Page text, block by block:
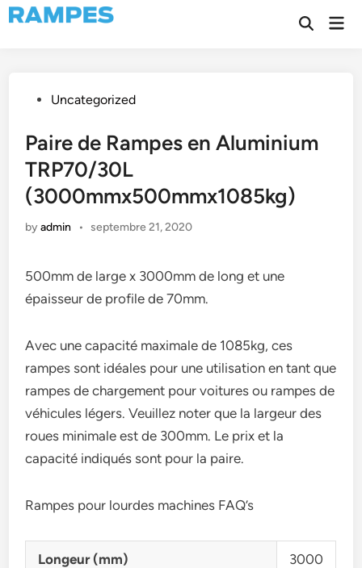
Skip
to
Open
PostedUncategorized
Paire de Rampes en Aluminium
TRP70/30L
(3000mmx500mmx1085kg)
byadmin • septembre 21, 2020
500mm de large x 3000mm de long et une
épaisseur de profile de 70mm.
Avec une capacité maximale de 1085kg, ces
rampes sont idéales pour une utilisation en tant que
rampes de chargement pour voitures ou rampes de
véhicules légers. Veuillez noter que la largeur des
roues minimale est de 300mm. Le prix et la
capacité indiqués sont pour la paire.
Rampes pour lourdes machines FAQ’s
Longeur (mm) 3000